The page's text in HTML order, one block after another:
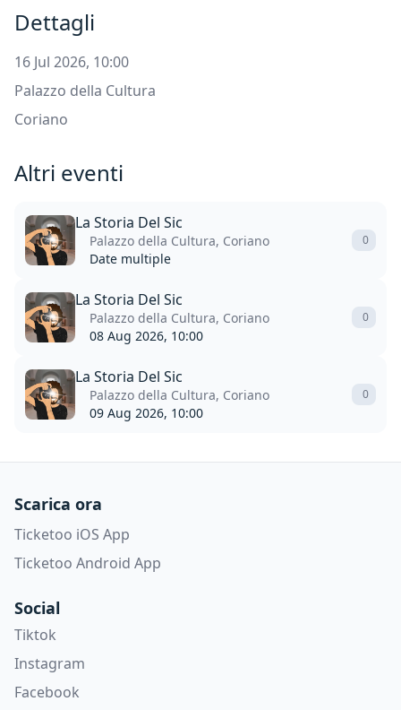
Dettagli
16 Jul 2026, 10:00
Palazzo della Cultura
Coriano
Altri eventi
La Storia Del Sic
Palazzo della Cultura, Coriano
Date multiple
0
La Storia Del Sic
Palazzo della Cultura, Coriano
08 Aug 2026, 10:00
0
La Storia Del Sic
Palazzo della Cultura, Coriano
09 Aug 2026, 10:00
0
Scarica ora
Ticketoo iOS App
Ticketoo Android App
Social
Tiktok
Instagram
Facebook